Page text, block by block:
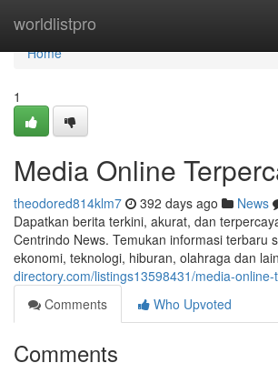
worldlistpro
Home
Home
1
Media Online
theodored814klm7 392 days ago News
Dapatkan berita terkini, akurat, dan
Centrindo News. Temukan informasi terbaru
ekonomi, teknologi, hiburan, olahraga dan
directory.com/listings13598431/media-
Comments
Who Upvoted
Comments